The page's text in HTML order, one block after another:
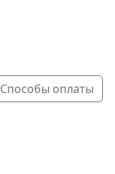
Способы оплаты